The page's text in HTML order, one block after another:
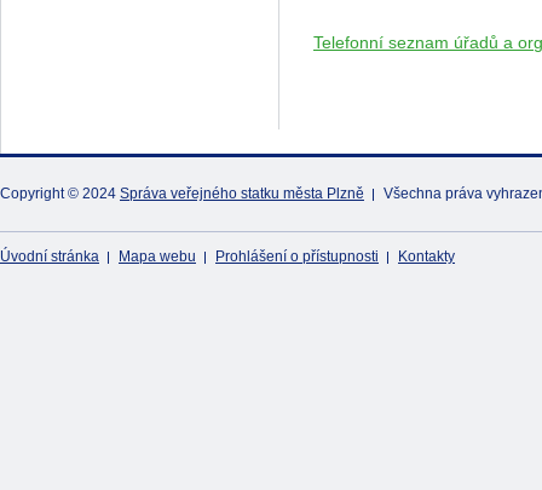
Telefonní seznam úřadů a
Copyright © 2024 Správa veřejného statku města Plzně Všechna práva
Úvodní stránka Mapa webu Prohlášení o přístupnosti Kontakty